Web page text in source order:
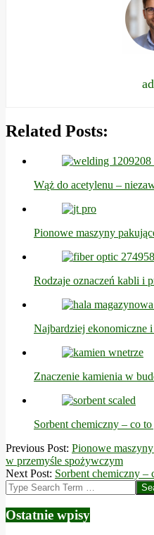
Related Posts:
Wąż do acetylenu –
Pionowe maszyny
Rodzaje oznaczeń kabli i
Najbardziej ekonomiczne
Znaczenie kamienia w
Sorbent chemiczny – co
2021-
10-
20
Previous Post: Pionowe
w przemyśle spożywczym
Next Post: Sorbent chemiczny –
Search
Ostatnie wpisy